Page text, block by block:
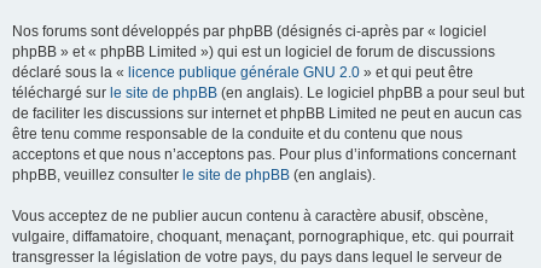
Nos forums sont développés par phpBB (désignés ci-après par « logiciel
phpBB » et « phpBB Limited ») qui est un logiciel de forum de discussions
déclaré sous la « licence publique générale GNU 2.0 » et qui peut être
téléchargé sur le site de phpBB (en anglais). Le logiciel phpBB a pour seul but
de faciliter les discussions sur internet et phpBB Limited ne peut en aucun cas
être tenu comme responsable de la conduite et du contenu que nous
acceptons et que nous n’acceptons pas. Pour plus d’informations concernant
phpBB, veuillez consulter le site de phpBB (en anglais).
Vous acceptez de ne publier aucun contenu à caractère abusif, obscène,
vulgaire, diffamatoire, choquant, menaçant, pornographique, etc. qui pourrait
transgresser la législation de votre pays, du pays dans lequel le serveur de